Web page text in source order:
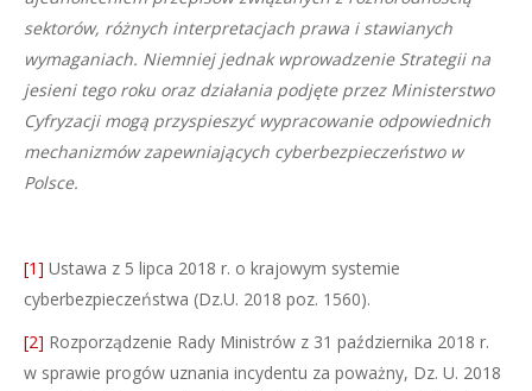
sektorów, różnych interpretacjach prawa i stawianych
wymaganiach. Niemniej jednak wprowadzenie Strategii na
jesieni tego roku oraz działania podjęte przez Ministerstwo
Cyfryzacji mogą przyspieszyć wypracowanie odpowiednich
mechanizmów zapewniających cyberbezpieczeństwo w
Polsce.
[1] Ustawa z 5 lipca 2018 r. o krajowym systemie
cyberbezpieczeństwa (Dz.U. 2018 poz. 1560).
[2] Rozporządzenie Rady Ministrów z 31 października 2018 r.
w sprawie progów uznania incydentu za poważny, Dz. U. 2018